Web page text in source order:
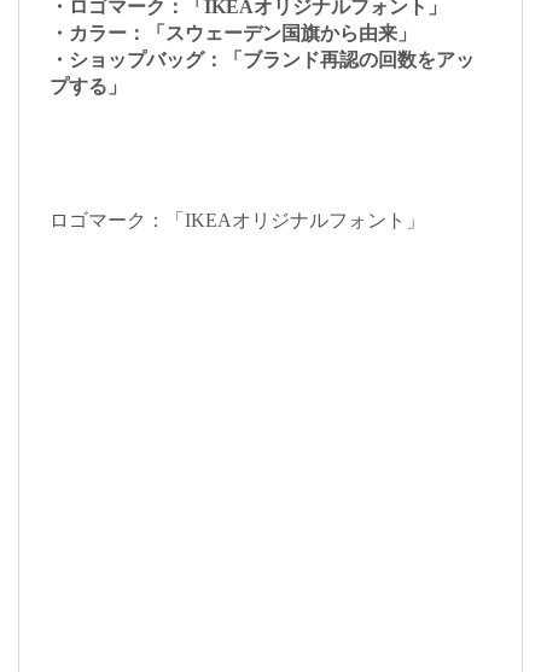
・ロゴマーク：「IKEAオリジナルフォント」
・カラー：「スウェーデン国旗から由来」
・ショップバッグ：「ブランド再認の回数をアッ
プする」
ロゴマーク：「IKEAオリジナルフォント」